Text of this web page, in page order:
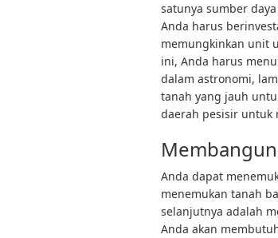
satunya sumber
Anda harus
memungkinkan unit
ini, Anda harus
dalam astronomi,
tanah yang jauh
daerah pesisir untuk
Anda dapat
menemukan tanah
selanjutnya adalah
Anda akan